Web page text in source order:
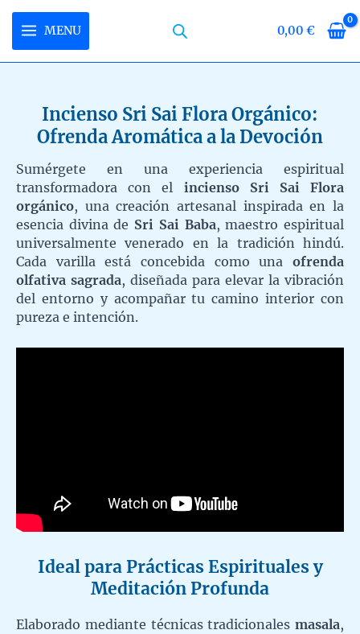
content
MENU 0,00€
Incienso Sri Sai Flora Orgánico:
Ofrenda Aromática a la Devoción
Sumérgete en una experiencia espiritual
transformadora con el incienso Sri Sai Flora
orgánico, una creación artesanal inspirada en la
esencia divina de Sri Sai Baba, maestro espiritual
universalmente venerado en la tradición hindú.
Cada varilla está concebida como una ofrenda
olfativa sagrada, diseñada para elevar la vibración
del entorno y acompañar tu camino interior con
pureza e intención.
Ideal para Prácticas Espirituales y
Meditación Profunda
Elaborado mediante técnicas tradicionales masala,